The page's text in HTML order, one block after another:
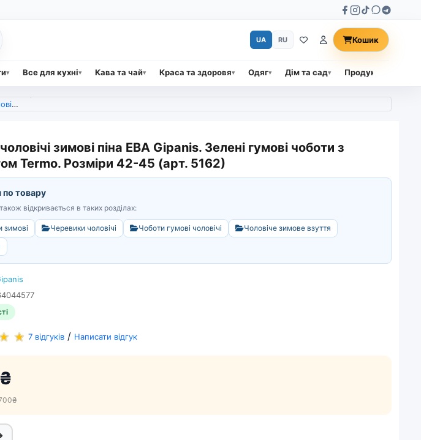
Все для кухні Кава та чай Краса та здоровя Одяг Дім та сад Продукти
UA RU Кошик
(арт. 5162)
зимові піна ЕВА Gipanis. Зелені гумові чоботи з
Termo. Розміри 42-45 (арт. 5162)
по товару
відкривається в таких розділах:
зимові Черевики чоловічі Чоботи гумові чоловічі
Чоловіче зимове взуття
7 відгуків / Написати відгук